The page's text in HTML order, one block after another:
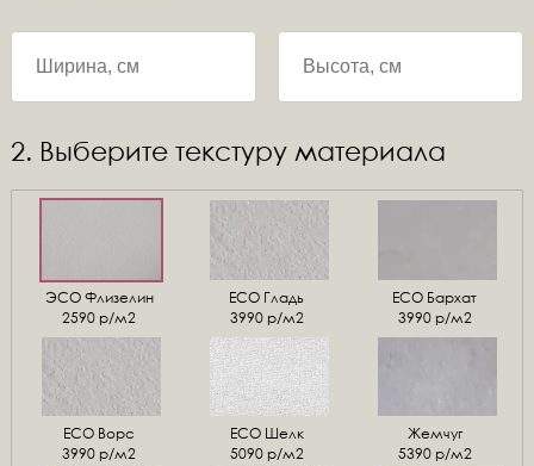
2. Выберите текстуру материала
ЭСО Флизелин
2590 р/м2
ЕСО Гладь
3990 р/м2
ECO Бархат
3990 р/м2
ЕСО Ворс
3990 р/м2
ЕСО Шелк
5090 р/м2
Жемчуг
5390 р/м2